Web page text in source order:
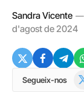
Sandra Vicente
d'agost de 2024
Segueix-nos